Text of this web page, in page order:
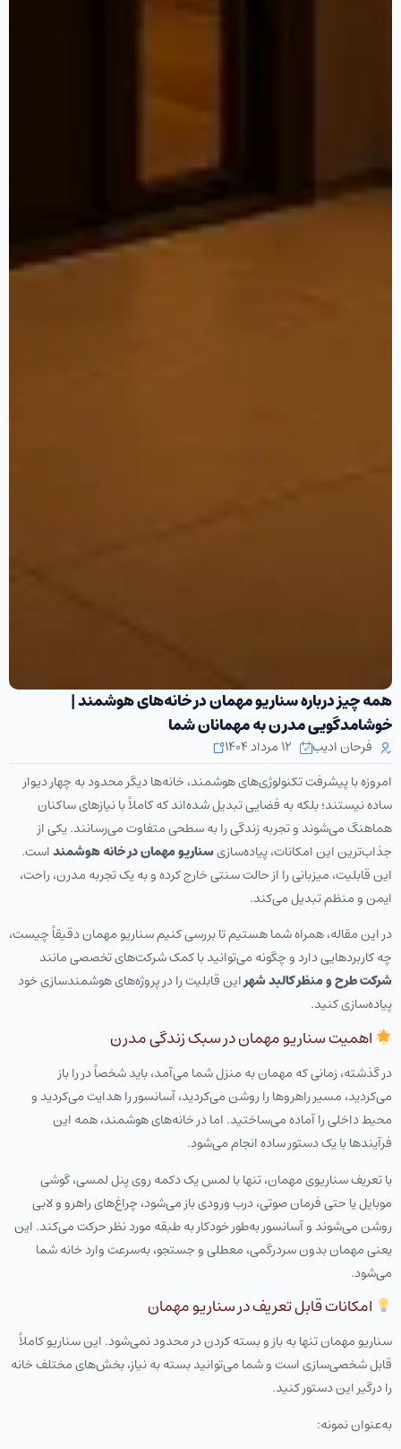
همه چیز درباره سناریو مهمان در خانه‌های هوشمند |
خوشامدگویی مدرن به مهمانان شما
فرحان ادیب
۱۲ مرداد ۱۴۰۴
امروزه با پیشرفت تکنولوژی‌های هوشمند، خانه‌ها دیگر محدود به چهار دیوار
ساده نیستند؛ بلکه به فضایی تبدیل شده‌اند که کاملاً با نیازهای ساکنان
هماهنگ می‌شوند و تجربه زندگی را به سطحی متفاوت می‌رسانند. یکی از
جذاب‌ترین این امکانات، پیاده‌سازیسناریو مهمان در خانه هوشمنداست.
این قابلیت، میزبانی را از حالت سنتی خارج کرده و به یک تجربه مدرن، راحت،
ایمن و منظم تبدیل می‌کند.
در این مقاله، همراه شما هستیم تا بررسی کنیم سناریو مهمان دقیقاً چیست،
چه کاربردهایی دارد و چگونه می‌توانید با کمک شرکت‌های تخصصی مانند
شرکت طرح و منظر کالبد شهراین قابلیت را در پروژه‌های هوشمندسازی خود
پیاده‌سازی کنید.
اهمیت سناریو مهمان در سبک زندگی مدرن
در گذشته، زمانی که مهمان به منزل شما می‌آمد، باید شخصاً در را باز
می‌کردید، مسیر راهروها را روشن می‌کردید، آسانسور را هدایت می‌کردید و
محیط داخلی را آماده می‌ساختید. اما در خانه‌های هوشمند، همه این
فرآیندها با یک دستور ساده انجام می‌شود.
با تعریف سناریوی مهمان، تنها با لمس یک دکمه روی پنل لمسی، گوشی
موبایل یا حتی فرمان صوتی، درب ورودی باز می‌شود، چراغ‌های راهرو و لابی
روشن می‌شوند و آسانسور به‌طور خودکار به طبقه مورد نظر حرکت می‌کند. این
یعنی مهمان بدون سردرگمی، معطلی و جستجو، به‌سرعت وارد خانه شما
می‌شود.
امکانات قابل تعریف در سناریو مهمان
سناریو مهمان تنها به باز و بسته کردن در محدود نمی‌شود. این سناریو کاملاً
قابل شخصی‌سازی است و شما می‌توانید بسته به نیاز، بخش‌های مختلف خانه
را درگیر این دستور کنید.
به‌عنوان نمونه: